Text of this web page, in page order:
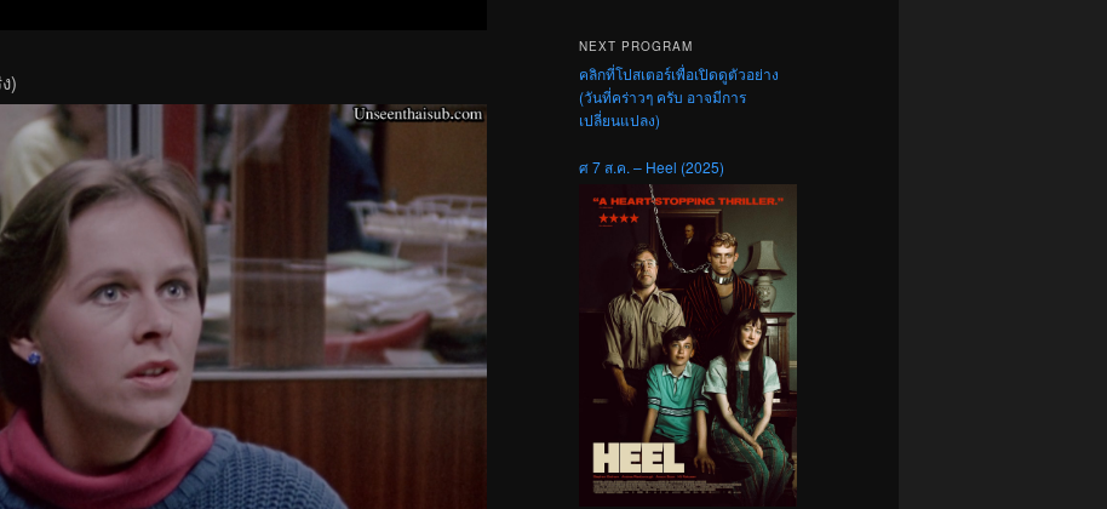
)
NEXT PROGRAM
คลิกที่โปสเตอร์เพื่อเปิดดูตัวอย่าง
(วันที่คร่าวๆ ครับ อาจมีการ
เปลี่ยนแปลง)
ศ 7 ส.ค. – Heel (2025)